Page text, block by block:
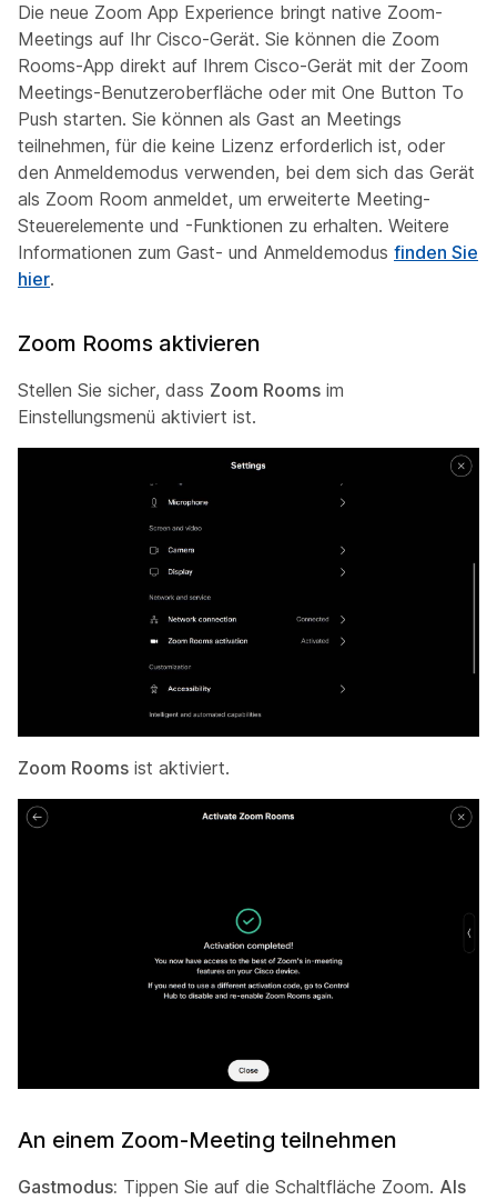
Die neue Zoom App Experience bringt native Zoom-
Meetings auf Ihr Cisco-Gerät. Sie können die Zoom
Rooms-App direkt auf Ihrem Cisco-Gerät mit der Zoom
Meetings-Benutzeroberfläche oder mit One Button To
Push starten. Sie können als Gast an Meetings
teilnehmen, für die keine Lizenz erforderlich ist, oder
den Anmeldemodus verwenden, bei dem sich das Gerät
als Zoom Room anmeldet, um erweiterte Meeting-
Steuerelemente und -Funktionen zu erhalten. Weitere
Informationen zum Gast- und Anmeldemodus finden Sie
hier.
Zoom Rooms aktivieren
Stellen Sie sicher, dass Zoom Rooms im
Einstellungsmenü aktiviert ist.
Zoom Rooms ist aktiviert.
An einem Zoom-Meeting teilnehmen
Gastmodus: Tippen Sie auf die Schaltfläche Zoom. Als